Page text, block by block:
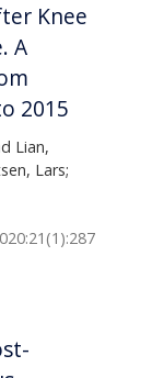
Knee
A
2015
Lian,
Lars;